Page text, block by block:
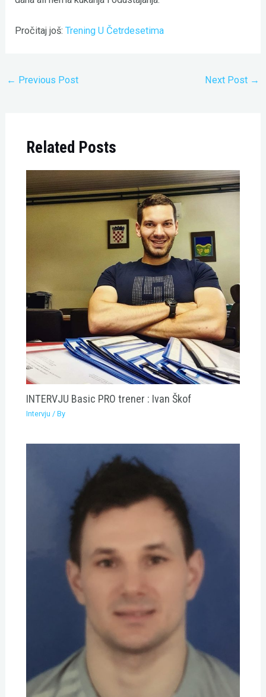
Pročitaj još:Trening U Četrdesetima
← Previous Post Next Post →
Related Posts
INTERVJU Basic PRO trener : Ivan Škof
Intervju / By